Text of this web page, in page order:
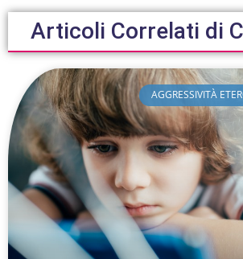
Articoli Correlati di
AGGRESSIVITÀ